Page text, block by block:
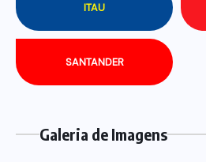
ITAU
SANTANDER
Galeria de Imagens